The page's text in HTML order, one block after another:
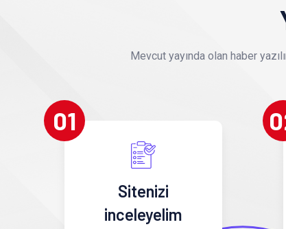
Mevcut yayında olan haber
01
Sitenizi
inceleyelim